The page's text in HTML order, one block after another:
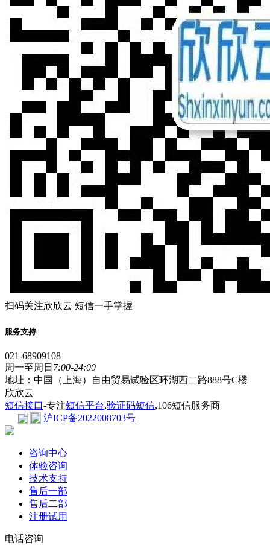
扫码关注欣欣云 短信一手掌握
服务支持
021-68909108
周一至周日 7:00-24:00
地址：中国（上海）自由贸易试验区环湖西二路888号C楼
欣欣云
短信接口-专注短信平台,验证码短信,106短信服务商
沪ICP备2022008703号
咨询中心
体验咨询
技术支持
售后一部
售后二部
注册试用
电话咨询